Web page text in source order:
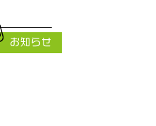
お知らせ